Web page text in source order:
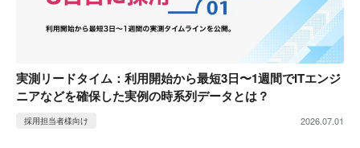
実測リードタイム：利用開始から最短3日〜1週間でITエンジ
ニアなどを確保した実例の時系列データとは？
採用担当者様向け 2026.07.01